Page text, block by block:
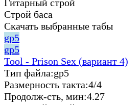
Гитарный строй
Строй баса
Скачать выбранные табы
gp5
gp5
Tool - Prison Sex (вариант 4)
Тип файла:gp5
Размерность такта:4/4
Продолж-сть, мин:4.27